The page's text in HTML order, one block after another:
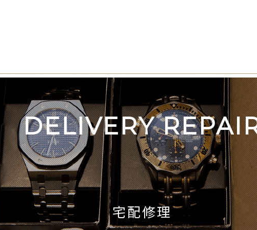
DELIVERY
宅配修理